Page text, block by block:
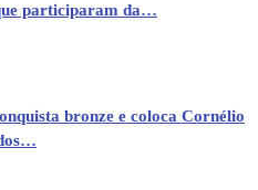
participaram da…
bronze e coloca Cornélio